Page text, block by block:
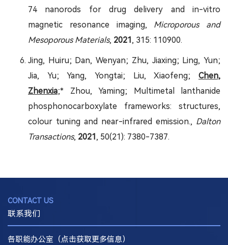
74 nanorods for drug delivery and in-vitro
magnetic resonance imaging, Microporous and
Mesoporous Materials, 2021 , 315: 110900.
Jing, Huiru; Dan, Wenyan; Zhu, Jiaxing; Ling, Yun;
Jia, Yu; Yang, Yongtai; Liu, Xiaofeng; Chen,
Zhenxia;* Zhou, Yaming; Multimetal lanthanide
phosphonocarboxylate frameworks: structures,
colour tuning and near-infrared emission., Dalton
Transactions, 2021 , 50(21): 7380-7387.
CONTACT US
联系我们
各职能办公室（点击获取更多信息）